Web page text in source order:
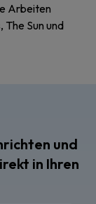
Arbeiten
Sun und
und
in Ihren